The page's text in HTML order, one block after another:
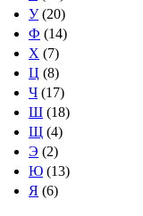
У(20)
Ф (14)
Х (7)
Ц (8)
Ч (17)
Ш (18)
Щ (4)
Э (2)
Ю (13)
Я (6)